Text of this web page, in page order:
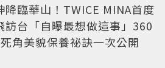
降臨華山！TWICE MINA首度
訪台「自曝最想做這事」360
角美貌保養祕訣一次公開